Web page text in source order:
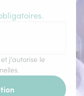
et j'autorise le